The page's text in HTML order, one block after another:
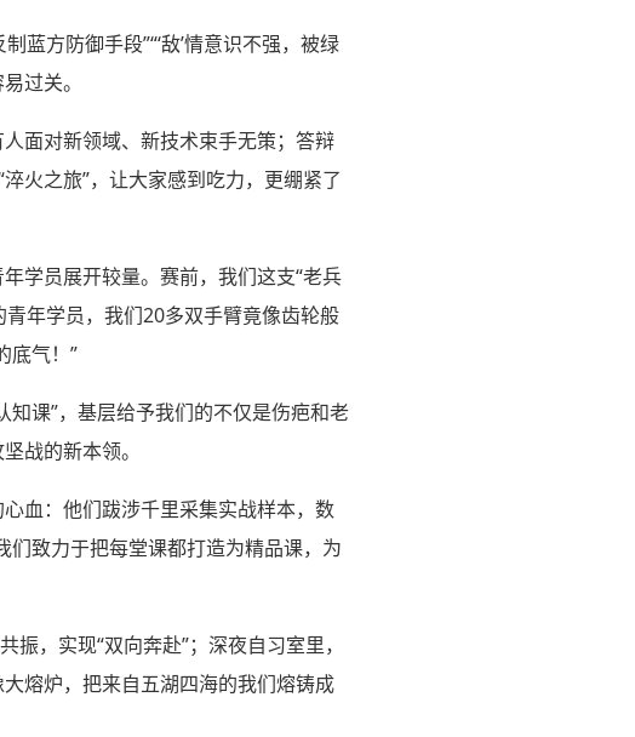
蓝方防御手段”“‘敌’情意识不强，被绿
过关。
面对新领域、新技术束手无策；答辩
火之旅”，让大家感到吃力，更绷紧了
学员展开较量。赛前，我们这支“老兵
年学员，我们20多双手臂竟像齿轮般
底气！”
课”，基层给予我们的不仅是伤疤和老
战的新本领。
血：他们跋涉千里采集实战样本，数
们致力于把每堂课都打造为精品课，为
，实现“双向奔赴”；深夜自习室里，
熔炉，把来自五湖四海的我们熔铸成